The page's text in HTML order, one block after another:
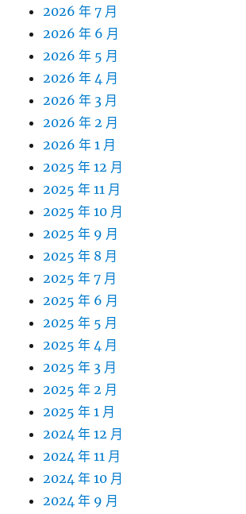
2026 年 7 月
2026 年 6 月
2026 年 5 月
2026 年 4 月
2026 年 3 月
2026 年 2 月
2026 年 1 月
2025 年 12 月
2025 年 11 月
2025 年 10 月
2025 年 9 月
2025 年 8 月
2025 年 7 月
2025 年 6 月
2025 年 5 月
2025 年 4 月
2025 年 3 月
2025 年 2 月
2025 年 1 月
2024 年 12 月
2024 年 11 月
2024 年 10 月
2024 年 9 月